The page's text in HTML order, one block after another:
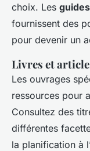
choix. Les
fournissent des
pour devenir un
Livres et
Les ouvrages
ressources pour
Consultez des
différentes
la planification à